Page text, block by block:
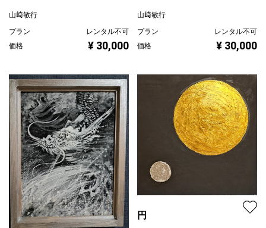
山﨑敏行
プラン
レンタル不可
価格
¥ 30,000
山﨑敏行
プラン
レンタル不可
価格
¥ 30,000
円